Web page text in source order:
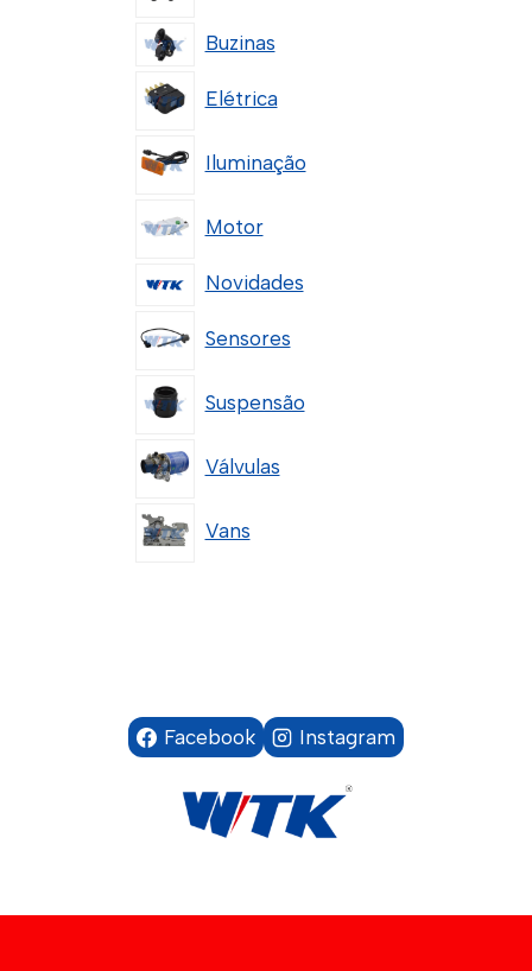
Buzinas
Elétrica
Iluminação
Motor
Novidades
Sensores
Suspensão
Válvulas
Vans
Facebook Instagram